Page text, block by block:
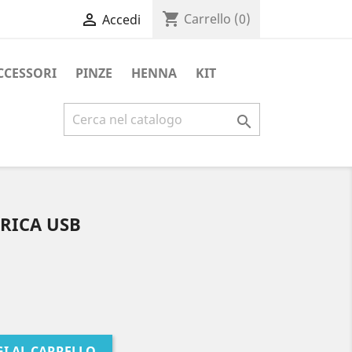
 Accedi shopping_cart Carrello (0)
PINZE HENNA KIT

USB